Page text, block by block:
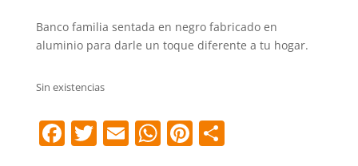
Banco familia sentada en negro fabricado en
aluminio para darle un toque diferente a tu hogar.
Sin existencias
F T E W Pi C